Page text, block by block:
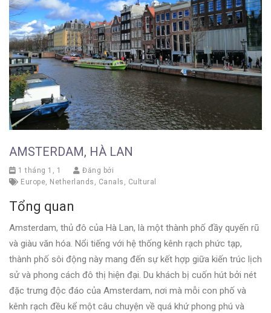
AMSTERDAM, HÀ LAN
1 tháng 1, 1
Đăng bởi
Europe, Netherlands , Canals , Cultural
Tổng quan
Amsterdam, thủ đô của Hà Lan, là một thành phố đầy quyến rũ
và giàu văn hóa. Nổi tiếng với hệ thống kênh rạch phức tạp,
thành phố sôi động này mang đến sự kết hợp giữa kiến trúc lịch
sử và phong cách đô thị hiện đại. Du khách bị cuốn hút bởi nét
đặc trưng độc đáo của Amsterdam, nơi mà mỗi con phố và
kênh rạch đều kể một câu chuyện về quá khứ phong phú và